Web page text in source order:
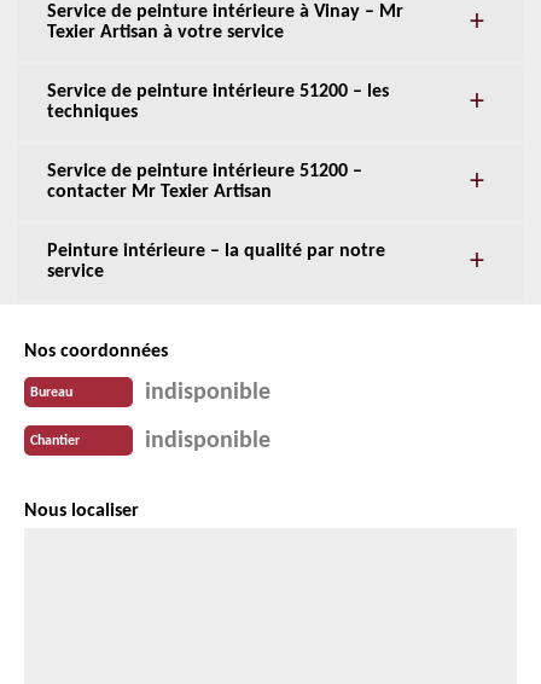
Service de peinture intérieure à Vinay – Mr
Texier Artisan à votre service
Service de peinture intérieure 51200 – les
techniques
Service de peinture intérieure 51200 –
contacter Mr Texier Artisan
Peinture intérieure – la qualité par notre
service
Nos coordonnées
Bureau indisponible
Chantier indisponible
Nous localiser